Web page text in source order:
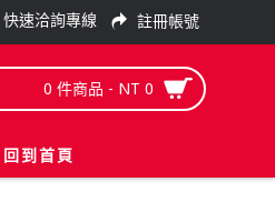
快速洽詢專線 註冊帳號
0 件商品 - NT 0
回到首頁